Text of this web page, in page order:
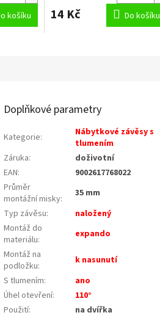
košíku
z
14 Kč Do košíku
Doplňkové parametry
Kategorie:
Nábytkové závěsy s
tlumením
Záruka:
doživotní
EAN:
9002617768022
Průměr
montážní misky:
35 mm
Typ závěsu:
naložený
Montáž do
materiálu:
expando
Montáž na
podložku:
k nasunutí
S tlumením:
ano
Úhel otevření:
110°
Použití:
na dvířka